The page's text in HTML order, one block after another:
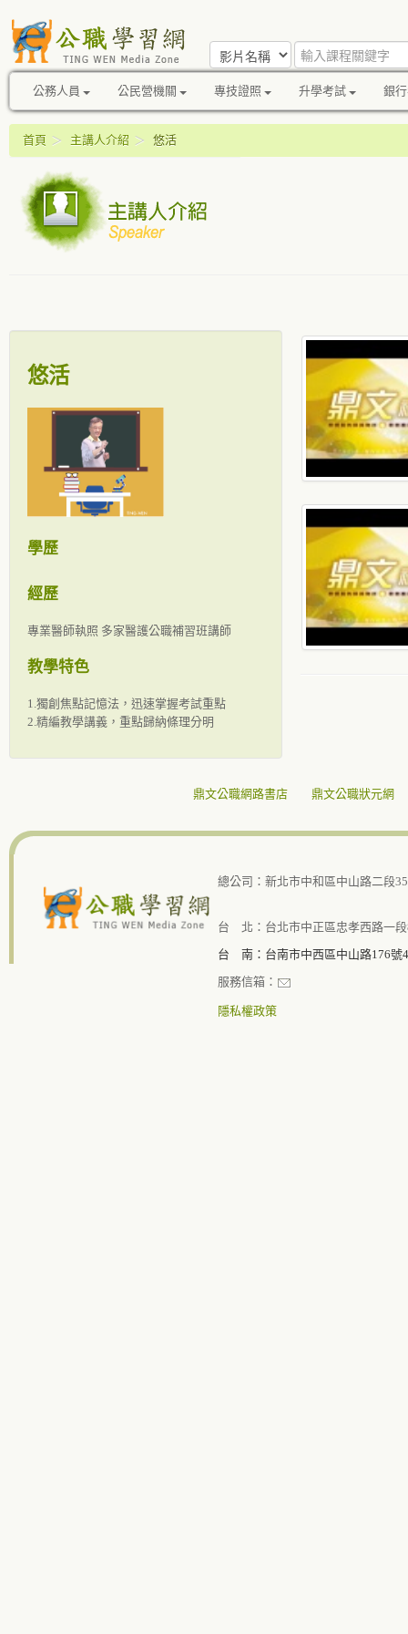
公務人員 公民營機關 專技證照 升學考試 銀
首頁 ＞ 主講人介紹 ＞ 悠活
悠活
學歷
經歷
專業醫師執照 多家醫護公職補習班講師
教學特色
1.獨創焦點記憶法，迅速掌握考試重點
2.精編教學講義，重點歸納條理分明
鼎文公職網路書店 鼎文公職狀元網
總公司：新北市中和區中山路二段
台 北：台北市中正區忠孝西路一
台 南：台南市中西區中山路176號
服務信箱：
隱私權政策